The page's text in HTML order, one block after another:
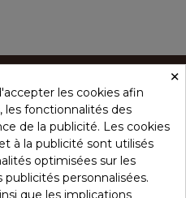
×
les cookies afin
les fonctionnalités des
de la publicité. Les cookies
à la publicité sont utilisés
optimisées sur les
publicités personnalisées.
que les implications